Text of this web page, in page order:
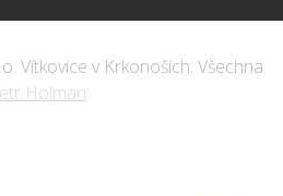
Vítkovice v Krkonoších. Všechna
Holman